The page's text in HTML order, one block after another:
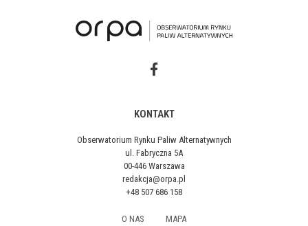
KONTAKT
Obserwatorium Rynku Paliw Alternatywnych
ul. Fabryczna 5A
00-446 Warszawa
redakcja@orpa.pl
+48 507 686 158
O NAS MAPA